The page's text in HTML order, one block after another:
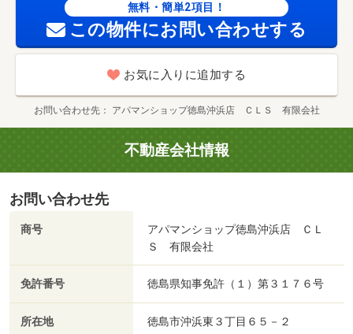
無料・簡単2項目！
この物件にお問い合わせする
お気に入りに追加する
お問い合わせ先 アパマンショップ徳島沖浜店 ＣＬＳ 有限会社
不動産会社情報
お問い合わせ先
商号
アパマンショップ徳島沖浜店 ＣＬ
Ｓ 有限会社
免許番号 徳島県知事免許（１）第３１７６号
所在地 徳島市沖浜東３丁目６５－２